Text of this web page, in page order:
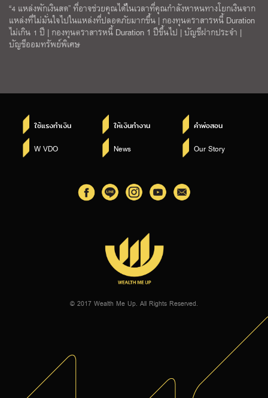
“4 แหล่งพักเงินสด” ที่อาจช่วยคุณได้ในเวลาที่คุณกำลังหาหนทางโยกเงินจาก
แหล่งที่ไม่มั่นใจไปในแหล่งที่ปลอดภัยมากขึ้น | กองทุนตราสารหนี้ Duration
ไม่เกิน 1 ปี | กองทุนตราสารหนี้ Duration 1 ปีขึ้นไป | บัญชีฝากประจำ |
บัญชีออมทรัพย์พิเศษ
ใช้แรงทำเงิน ให้เงินทำงาน คำพ่อสอน
W VDO News Our Story
© 2017 Wealth Me Up. All Rights Reserved.